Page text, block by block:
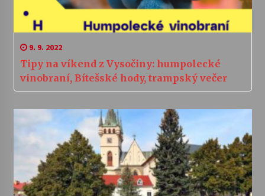
9. 9. 2022
Tipy na víkend z Vysočiny: humpolecké
vinobraní, Bítešské hody, trampský večer